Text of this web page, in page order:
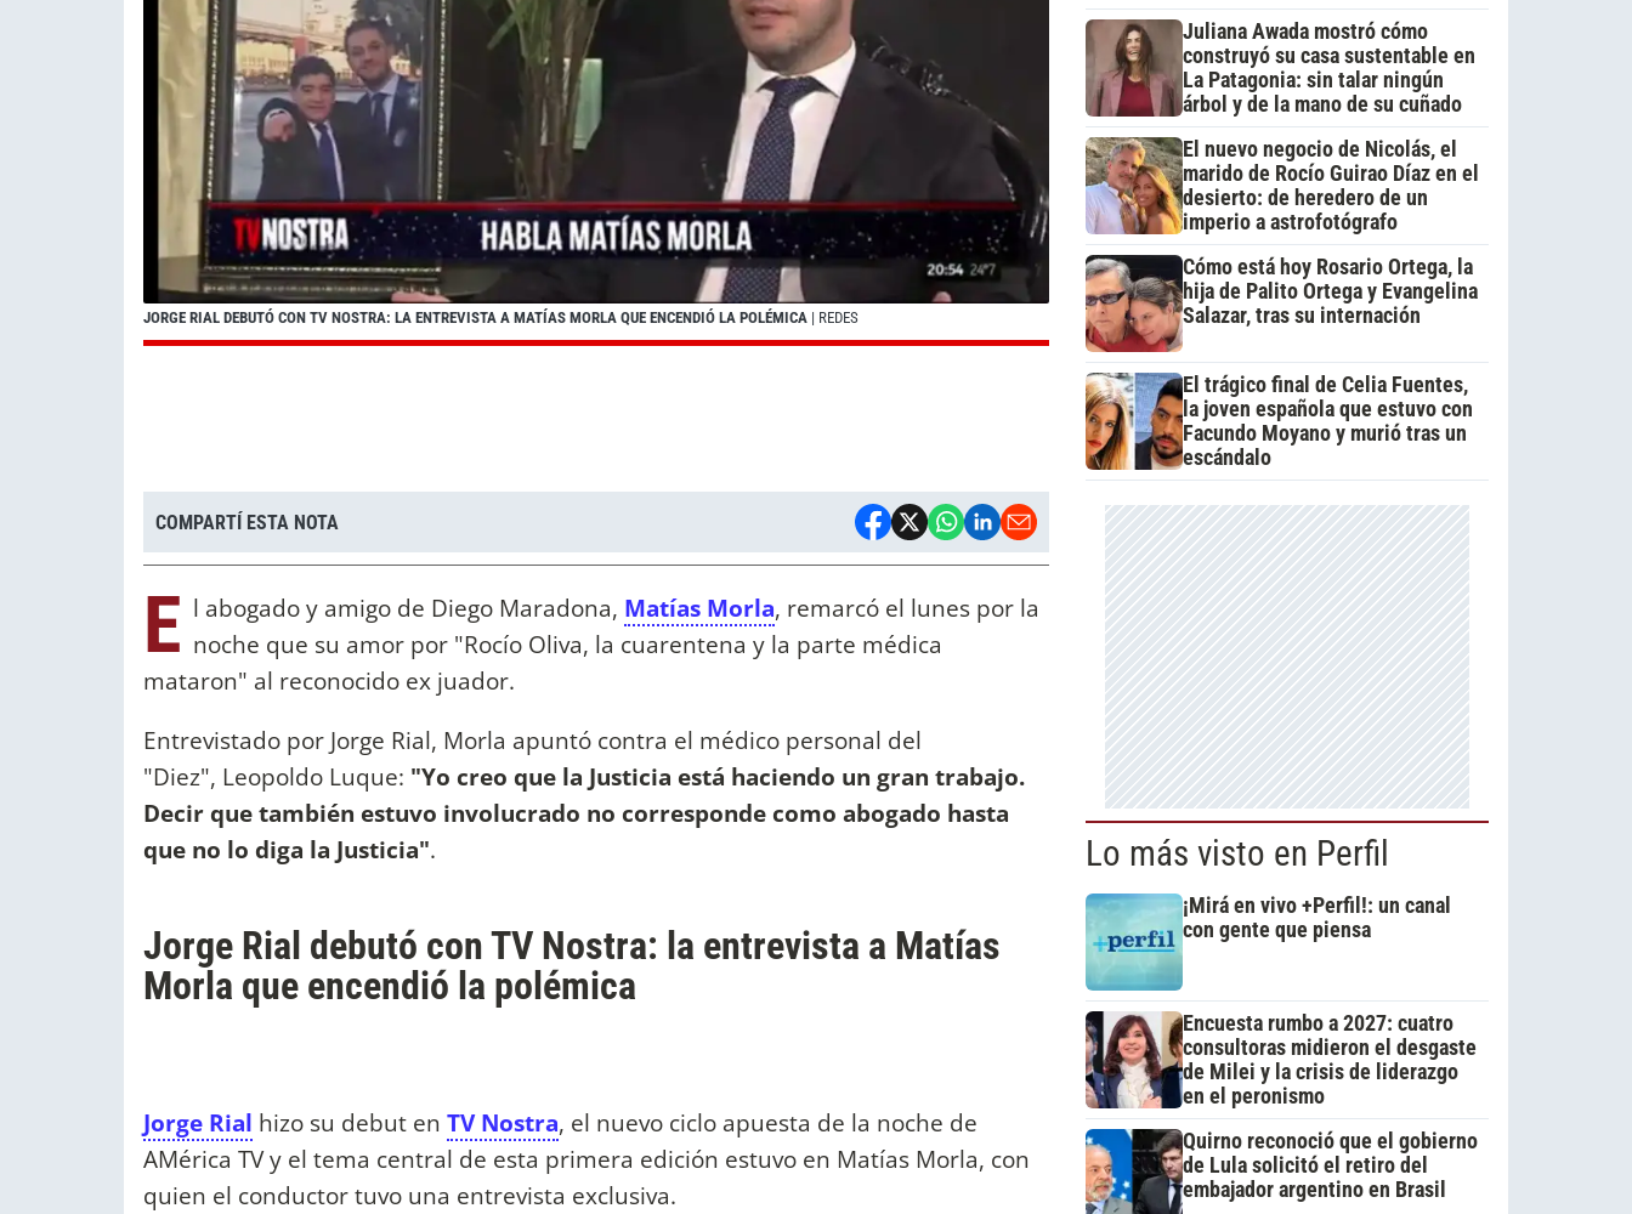
JORGE RIAL DEBUTÓ CON TV NOSTRA: LA ENTREVISTA A MATÍAS MORLA QUE ENCENDIÓ LA POLÉMICA | REDES
COMPARTÍ ESTA NOTA
E l abogado y amigo de Diego Maradona, Matías Morla, remarcó el lunes por la
noche que su amor por "Rocío Oliva, la cuarentena y la parte médica
mataron" al reconocido ex juador.
Entrevistado por Jorge Rial, Morla apuntó contra el médico personal del
"Diez", Leopoldo Luque: "Yo creo que la Justicia está haciendo un gran trabajo.
Decir que también estuvo involucrado no corresponde como abogado hasta
que no lo diga la Justicia".
Jorge Rial debutó con TV Nostra: la entrevista a Matías
Morla que encendió la polémica
Jorge Rial hizo su debut en TV Nostra, el nuevo ciclo apuesta de la noche de
AMérica TV y el tema central de esta primera edición estuvo en Matías Morla, con
quien el conductor tuvo una entrevista exclusiva.
Juliana Awada mostró cómo
construyó su casa sustentable en
La Patagonia: sin talar ningún
árbol y de la mano de su cuñado
El nuevo negocio de Nicolás, el
marido de Rocío Guirao Díaz en el
desierto: de heredero de un
imperio a astrofotógrafo
Cómo está hoy Rosario Ortega, la
hija de Palito Ortega y Evangelina
Salazar, tras su internación
El trágico final de Celia Fuentes,
la joven española que estuvo con
Facundo Moyano y murió tras un
escándalo
Lo más visto en Perfil
¡Mirá en vivo +Perfil!: un canal
con gente que piensa
Encuesta rumbo a 2027: cuatro
consultoras midieron el desgaste
de Milei y la crisis de liderazgo
en el peronismo
Quirno reconoció que el gobierno
de Lula solicitó el retiro del
embajador argentino en Brasil